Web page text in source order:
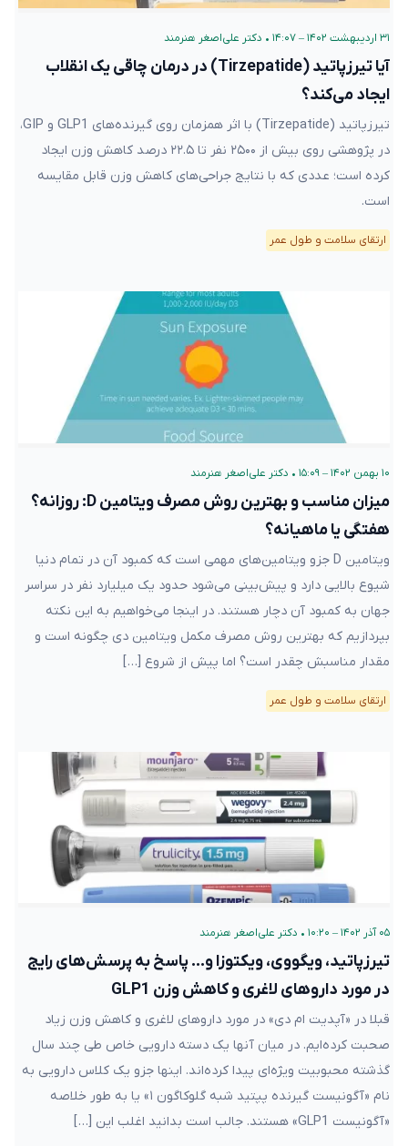
۳۱ اردیبهشت ۱۴۰۲ – ۱۴:۰۷ • دکتر علی‌اصغر هنرمند
آیا تیرزپاتید (Tirzepatide) در درمان چاقی یک انقلاب
ایجاد می‌کند؟
تیرزپاتید (Tirzepatide) با اثر همزمان روی گیرنده‌های GLP1 و GIP،
در پژوهشی روی بیش از ۲۵۰۰ نفر تا ۲۲.۵ درصد کاهش وزن ایجاد
کرده است؛ عددی که با نتایج جراحی‌های کاهش وزن قابل مقایسه
است.
ارتقای سلامت و طول عمر
۱۰ بهمن ۱۴۰۲ – ۱۵:۰۹ • دکتر علی‌اصغر هنرمند
میزان مناسب و بهترین روش مصرف ویتامین D: روزانه؟
هفتگی یا ماهیانه؟
ویتامین D جزو ویتامین‌های مهمی است که کمبود آن در تمام دنیا
شیوع بالایی دارد و پیش‌بینی می‌شود حدود یک میلیارد نفر در سراسر
جهان به کمبود آن دچار هستند. در اینجا می‌خواهیم به این نکته
بپردازیم که بهترین روش مصرف مکمل ویتامین دی چگونه است و
مقدار مناسبش چقدر است؟ اما پیش از شروع […]
ارتقای سلامت و طول عمر
۰۵ آذر ۱۴۰۲ – ۱۰:۲۰ • دکتر علی‌اصغر هنرمند
تیرزپاتید، ویگووی، ویکتوزا و… پاسخ به پرسش‌های رایج
در مورد داروهای لاغری و کاهش وزن GLP1
قبلا در «آپدیت ام دی» در مورد داروهای لاغری و کاهش وزن زیاد
صحبت کرده‌ایم. در میان آنها یک دسته دارویی خاص طی چند سال
گذشته محبوبیت ویژه‌ای پیدا کرده‌اند. اینها جزو یک کلاس دارویی به
نام «آگونیست گیرنده پپتید شبه گلوکاگون ۱» یا به طور خلاصه
«آگونیست GLP1» هستند. جالب است بدانید اغلب این […]